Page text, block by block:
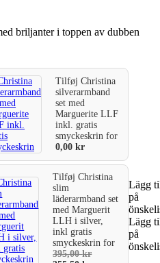
briljanter i toppen av dubben
TilføjChristina
silverarmband
set med
Marguerite LLF
inkl. gratis
smyckeskrinfor
0,00kr
TilføjChristina
slim
läderarmband set
med Marguerit
LLH i silver,
inkl gratis
smyckeskrinfor
395,00kr
Lägg
på
Lägg
på